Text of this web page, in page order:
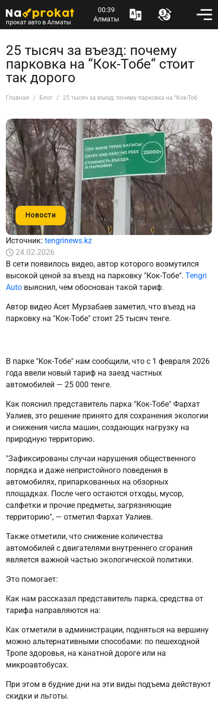
прокат авто в Алматы
00:39
Алматы
25 тысяч за въезд: почему
парковка на “Кок-Тобе“ стоит
так дорого
Главная Блог 25 тысяч за въезд: почему парковка на “Кок-Тобе“
Новости
Источник: tengrinews.kz
24.02.2026
В сети появилось видео, автор которого возмутился
высокой ценой за въезд на парковку "Кок-Тобе". Tengri
Auto выяснил, чем обоснован такой тариф.
Автор видео Асет Мурзабаев заметил, что въезд на
парковку на "Кок-Тобе" стоит 25 тысяч тенге.
В парке "Кок-Тобе" нам сообщили, что с 1 февраля 2026
года ввели новый тариф на заезд частных
автомобилей — 25 000 тенге.
Как пояснил представитель парка "Кок-Тобе" Фархат
Уалиев, это решение принято для сохранения экологии
и снижения числа машин, создающих нагрузку на
природную территорию.
"Зафиксированы случаи нарушения общественного
порядка и даже непристойного поведения в
автомобилях, припаркованных на обзорных
площадках. После чего остаются отходы, мусор,
салфетки и прочие предметы, загрязняющие
территорию", — отметил Фархат Уалиев.
Также отметили, что снижение количества
автомобилей с двигателями внутреннего сгорания
является важной частью экологической политики.
Это помогает:
Как нам рассказал представитель парка, средства от
тарифа направляются на:
Как отметили в администрации, подняться на вершину
можно альтернативными способами: по пешеходной
Тропе здоровья, на канатной дороге или на
микроавтобусах.
При этом в будние дни на эти виды подъема действуют
скидки и льготы.